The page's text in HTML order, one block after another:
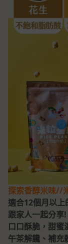
探索香醇米味//
適合12個月以
跟家人一起分享!
口口酥脆，甜蜜
午茶解饞、補充